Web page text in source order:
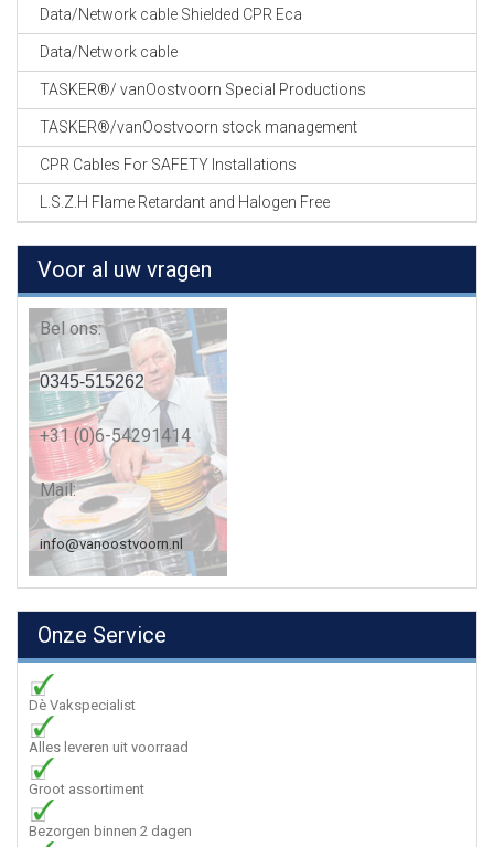
Data/Network cable Shielded CPR Eca
Data/Network cable
TASKER®/ vanOostvoorn Special Productions
TASKER®/vanOostvoorn stock management
CPR Cables For SAFETY Installations
L.S.Z.H Flame Retardant and Halogen Free
Voor al uw vragen
Bel ons:
0345-515262
+31 (0)6-54291414
Mail:
info@vanoostvoorn.nl
Onze Service
Dè Vakspecialist
Alles leveren uit voorraad
Groot assortiment
Bezorgen binnen 2 dagen